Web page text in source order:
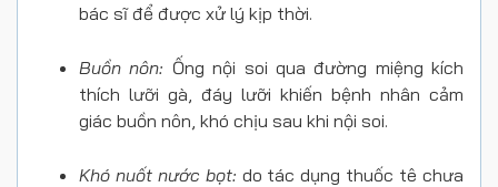
bác sĩ để được xử lý kịp thời.
Buồn nôn: Ống nội soi qua đường miệng kích
thích lưỡi gà, đáy lưỡi khiến bệnh nhân cảm
giác buồn nôn, khó chịu sau khi nội soi.
Khó nuốt nước bọt: do tác dụng thuốc tê chưa